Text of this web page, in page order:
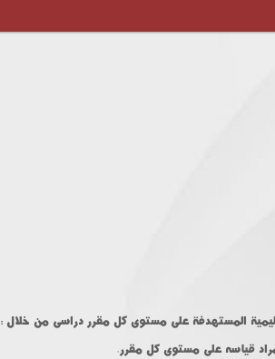
المستهدفة على مستوى كل مقرر دراسى من خلال :
قياسه على مستوى كل مقرر.